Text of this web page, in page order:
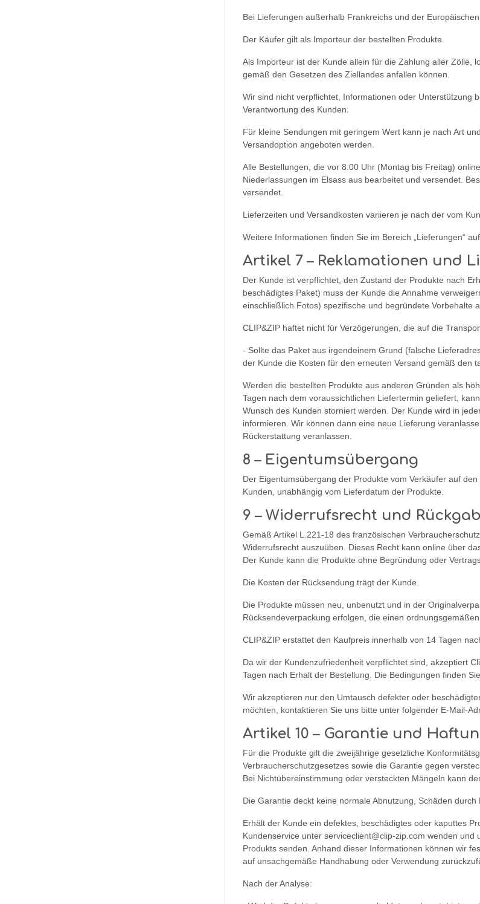
Bei Lieferungen außerhalb Frankreichs und der
Der Käufer gilt als Importeur der bestellten Produkte.
Als Importeur ist der Kunde allein für die Zahlung aller Zölle,
gemäß den Gesetzen des Ziellandes anfallen können.
Wir sind nicht verpflichtet, Informationen oder Unterstützung
Verantwortung des Kunden.
Für kleine Sendungen mit geringem Wert kann je nach Art
Versandoption angeboten werden.
Alle Bestellungen, die vor 8:00 Uhr (Montag bis Freitag)
Niederlassungen im Elsass aus bearbeitet und versendet.
versendet.
Lieferzeiten und Versandkosten variieren je nach der vom
Weitere Informationen finden Sie im Bereich „Lieferungen“
Artikel 7 – Reklamationen und
Der Kunde ist verpflichtet, den Zustand der Produkte nach
beschädigtes Paket) muss der Kunde die Annahme
einschließlich Fotos) spezifische und begründete Vorbehalte
CLIP&ZIP haftet nicht für Verzögerungen, die auf die
- Sollte das Paket aus irgendeinem Grund (falsche
der Kunde die Kosten für den erneuten Versand gemäß den
Werden die bestellten Produkte aus anderen Gründen als
Tagen nach dem voraussichtlichen Liefertermin geliefert,
Wunsch des Kunden storniert werden. Der Kunde wird in
informieren. Wir können dann eine neue Lieferung
Rückerstattung veranlassen.
8 – Eigentumsübergang
Der Eigentumsübergang der Produkte vom Verkäufer auf
Kunden, unabhängig vom Lieferdatum der Produkte.
9 – Widerrufsrecht und
Gemäß Artikel L.221-18 des französischen
Widerrufsrecht auszuüben. Dieses Recht kann online über
Der Kunde kann die Produkte ohne Begründung oder
Die Kosten der Rücksendung trägt der Kunde.
Die Produkte müssen neu, unbenutzt und in der
Rücksendeverpackung erfolgen, die einen
CLIP&ZIP erstattet den Kaufpreis innerhalb von 14 Tagen
Da wir der Kundenzufriedenheit verpflichtet sind, akzeptiert
Tagen nach Erhalt der Bestellung. Die Bedingungen finden
Wir akzeptieren nur den Umtausch defekter oder
möchten, kontaktieren Sie uns bitte unter folgender E-Mail-
Artikel 10 – Garantie und
Für die Produkte gilt die zweijährige gesetzliche
Verbraucherschutzgesetzes sowie die Garantie gegen
Bei Nichtübereinstimmung oder versteckten Mängeln kann
Die Garantie deckt keine normale Abnutzung, Schäden
Erhält der Kunde ein defektes, beschädigtes oder kaputtes
Kundenservice unter serviceclient@clip-zip.com wenden
Produkts senden. Anhand dieser Informationen können wir
auf unsachgemäße Handhabung oder Verwendung
Nach der Analyse: